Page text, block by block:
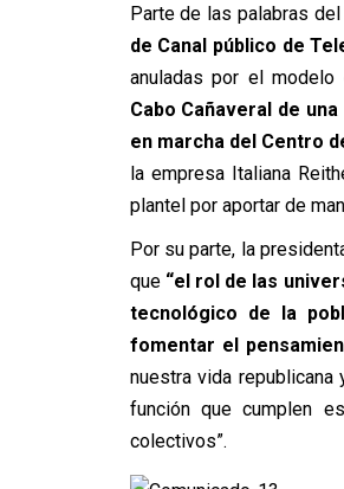
Parte de las palabras
de Canal público de
anuladas por el modelo
Cabo Cañaveral de
en marcha del Centro
la empresa Italiana
plantel por aportar de
Por su parte, la
que “el rol de las
tecnológico de la
fomentar el
nuestra vida
función que cumplen
colectivos”.